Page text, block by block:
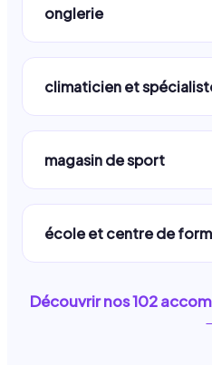
onglerie
climaticien et
magasin de sport
école et centre de
Découvrir nos102